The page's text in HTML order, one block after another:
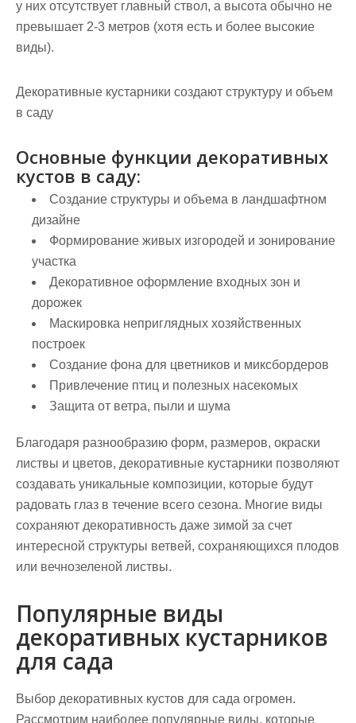
у них отсутствует главный ствол, а высота обычно не
превышает 2-3 метров (хотя есть и более высокие
виды).
Декоративные кустарники создают структуру и объем
в саду
Основные функции декоративных
кустов в саду:
Создание структуры и объема в ландшафтном
дизайне
Формирование живых изгородей и зонирование
участка
Декоративное оформление входных зон и
дорожек
Маскировка неприглядных хозяйственных
построек
Создание фона для цветников и миксбордеров
Привлечение птиц и полезных насекомых
Защита от ветра, пыли и шума
Благодаря разнообразию форм, размеров, окраски
листвы и цветов, декоративные кустарники позволяют
создавать уникальные композиции, которые будут
радовать глаз в течение всего сезона. Многие виды
сохраняют декоративность даже зимой за счет
интересной структуры ветвей, сохраняющихся плодов
или вечнозеленой листвы.
Популярные виды
декоративных кустарников
для сада
Выбор декоративных кустов для сада огромен.
Рассмотрим наиболее популярные виды, которые